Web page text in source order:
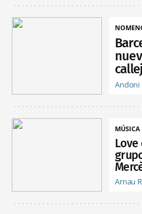
Andoni
MÚSICA
Love
Arnau